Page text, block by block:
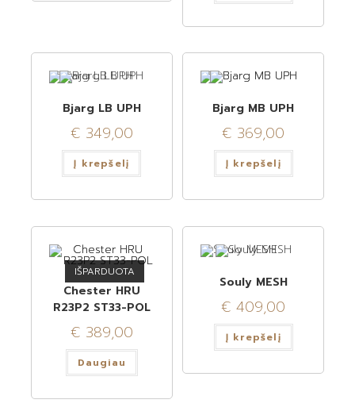
Bjarg LB UPH
€349,00
Į krepšelį
Bjarg MB UPH
€ 369,00
Į krepšelį
IŠPARDUOTA
Chester HRU
R23P2 ST33-POL
€389,00
Daugiau
Souly MESH
€ 409,00
Į krepšelį